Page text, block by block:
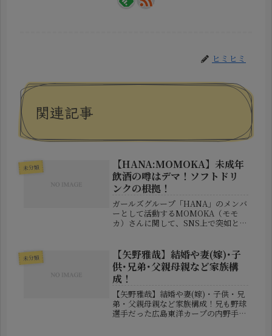
ヒミヒミ
関連記事
未分類
【HANA:MOMOKA】未成年
飲酒の噂はデマ！ソフトドリ
ンクの根拠！
ガールズグループ「HANA」のメンバ
ーとして活動するMOMOKA（モモ
カ）さんに関して、SNS上で突如とし
しき画像に、ジョッキを手にする姿が
写っていたことから「飲酒してい...
未分類
【矢野雅哉】結婚や妻(嫁)･子
供･兄弟･父親母親など家族構
成！
【矢野雅哉】結婚や妻(嫁)・子供・兄
弟・父親母親など家族構成！兄も野球
選手だった広島東洋カープの内野手と